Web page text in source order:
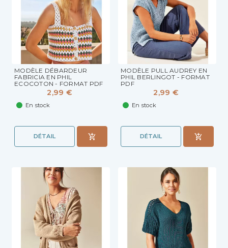
MODÈLE DÉBARDEUR
FABRICIA EN PHIL
ECOCOTON - FORMAT PDF
2,99 €
En stock
DÉTAIL
MODÈLE PULL AUDREY EN
PHIL BERLINGOT - FORMAT
PDF
2,99 €
En stock
DÉTAIL